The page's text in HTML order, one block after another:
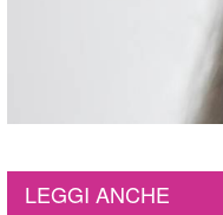
LEGGI ANCHE